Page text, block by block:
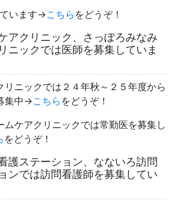
います→こちら をどうぞ！
アクリニック、さっぽろみなみ
ニックでは医師を募集していま
リニックでは２４年秋～２５年度から
集中→こちら をどうぞ！
ムケアクリニックでは常勤医を募集し
をどうぞ！
護ステーション、なないろ訪問
ンでは訪問看護師を募集してい